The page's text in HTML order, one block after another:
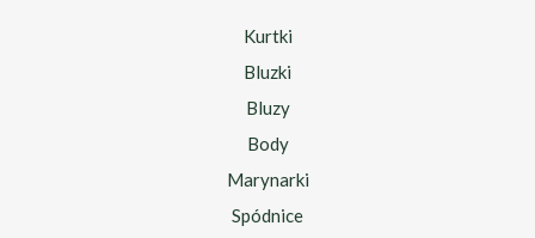
Kurtki
Bluzki
Bluzy
Body
Marynarki
Spódnice